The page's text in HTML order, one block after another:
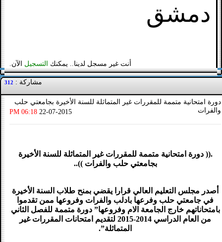
دمشق
أنت غير مسجل لدينا.. يمكنك التسجيل الآن.
مشاركة : 312
دورة امتحانية متممة للمقررات غير المتماثلة للسنة الأخيرة بجامعتي حلب
والفرات
22-07-2015
06:18 PM
.(( دورة امتحانية متممة للمقررات غير المتماثلة للسنة الأخيرة
بجامعتي حلب والفرات ))..
أصدر مجلس التعليم العالي قرارا يقضي بمنح طلاب السنة الأخيرة
في جامعتي حلب وفرعها بادلب والفرات وفروعها ممن تقدموا
بامتحاناتهم خارج الجامعة الام وفروعها” دورة متممة للفصل الثاني
من العام الدراسي 2014-2015 لتقديم امتحانات المقررات غير
المتماثلة”.